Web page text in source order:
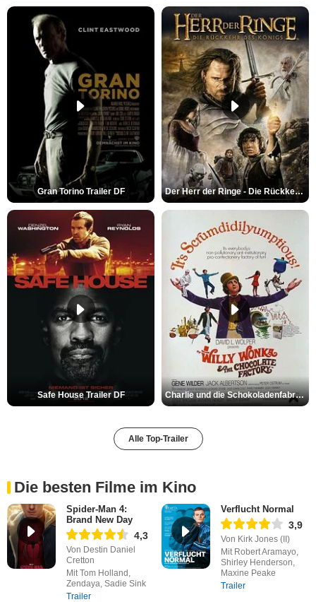
Gran Torino Trailer DF Der Herr der Ringe - Die Rückkehr des Königs Trailer OV
Safe House Trailer DF Charlie und die Schokoladenfabrik Trailer OV
Alle Top-Trailer
Die besten Filme im Kino
Spider-Man 4:
Brand New Day
4,3
Von Destin Daniel
Cretton
Mit Tom Holland,
Zendaya, Sadie Sink
Trailer
Verflucht Normal
3,9
Von Kirk Jones (II)
Mit Robert Aramayo,
Shirley Henderson,
Maxine Peake
Trailer